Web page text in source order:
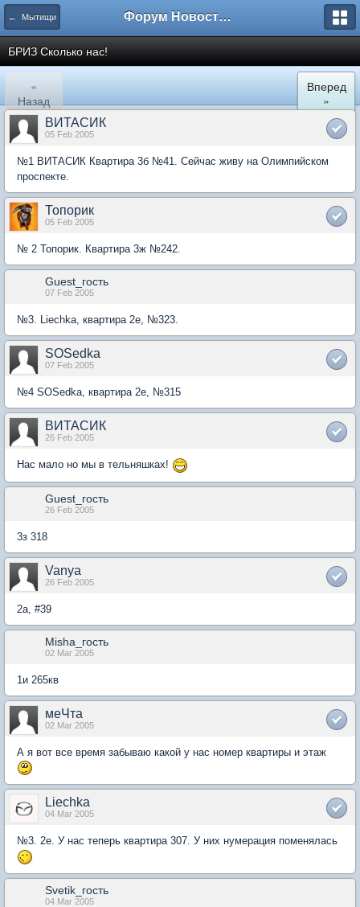
← Мытищи Форум Новостройки
БРИЗ Сколько нас!
«
Назад
Вперед
»
ВИТАСИК
05 Feb 2005
№1 ВИТАСИК Квартира 3б №41. Сейчас живу на Олимпийском
проспекте.
Топорик
05 Feb 2005
№ 2 Топорик. Квартира 3ж №242.
Guest_гость
07 Feb 2005
№3. Liechka, квартира 2е, №323.
SOSedka
07 Feb 2005
№4 SOSedka, квартира 2е, №315
ВИТАСИК
26 Feb 2005
Нас мало но мы в тельняшках!
Guest_гость
26 Feb 2005
3з 318
Vanya
26 Feb 2005
2a, #39
Misha_гость
02 Mar 2005
1и 265кв
меЧта
02 Mar 2005
А я вот все время забываю какой у нас номер квартиры и этаж
Liechka
04 Mar 2005
№3. 2е. У нас теперь квартира 307. У них нумерация поменялась
Svetik_гость
04 Mar 2005